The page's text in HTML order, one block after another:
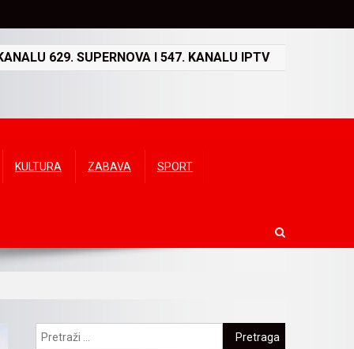
629. SUPERNOVA I 547. KANALU IPTV
KULTURA ZABAVA SPORT
Pretraga: